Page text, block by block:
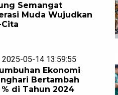
Semangat
Muda Wujudkan
2025-05-14 13:59:55
Ekonomi
Bertambah
% di Tahun 2024